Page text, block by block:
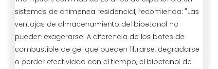
sistemas de chimenea residencial, recomienda: "Las
ventajas de almacenamiento del bioetanol no
pueden exagerarse. A diferencia de los botes de
combustible de gel que pueden filtrarse, degradarse
o perder efectividad con el tiempo, el bioetanol de